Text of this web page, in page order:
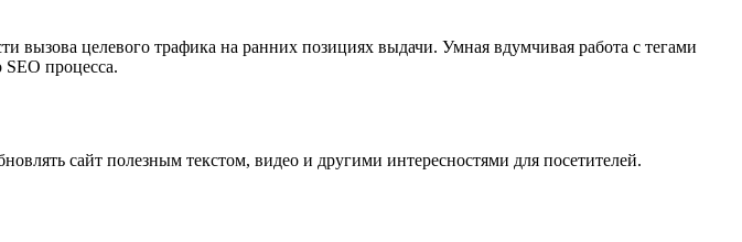
вызова целевого трафика на ранних позициях выдачи. Умная вдумчивая работа с тегами
процесса.
сайт полезным текстом, видео и другими интересностями для посетителей.